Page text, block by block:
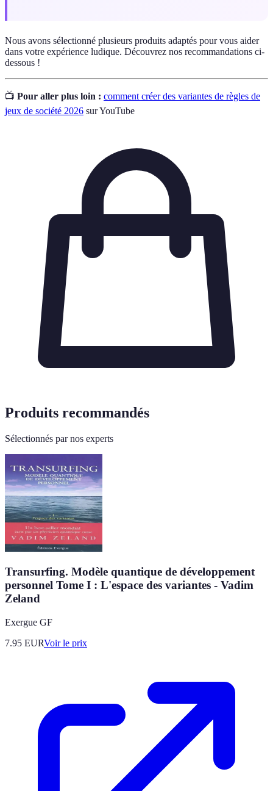
Nous avons sélectionné plusieurs produits adaptés pour vous aider
dans votre expérience ludique. Découvrez nos recommandations ci-
dessous !
📺 Pour aller plus loin : comment créer des variantes de règles de
jeux de société 2026 sur YouTube
Produits recommandés
Sélectionnés par nos experts
Transurfing. Modèle quantique de développement
personnel Tome I : L'espace des variantes - Vadim
Zeland
Exergue GF
7.95 EURVoir le prix